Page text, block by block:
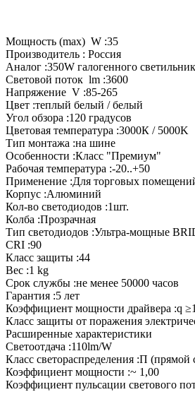
Мощность (max) W :35
Производитель : Россия
Аналог :350W галогенного
Световой поток lm :3600
Напряжение V :85-265
Цвет :теплый белый / белый
Угол обзора :120 градусов
Цветовая температура :3000К / 5000K
Тип монтажа :на шине
Особенности :Класс "Премиум"
Рабочая температура :-20..+50
Применение :Для торговых
Корпус :Алюминий
Кол-во светодиодов :1шт.
Колба :Прозрачная
Тип светодиодов :Ультра-мощные
CRI :90
Класс защиты :44
Вес :1 kg
Срок службы :не менее 50000 часов
Гарантия :5 лет
Коэффициент мощности драйвера :q
Класс защиты от поражения
Расширенные характеристики
Светоотдача :110lm/W
Класс светораспределения :П (прямой
Коэффициент мощности :~ 1,00
Коэффициент пульсации светового